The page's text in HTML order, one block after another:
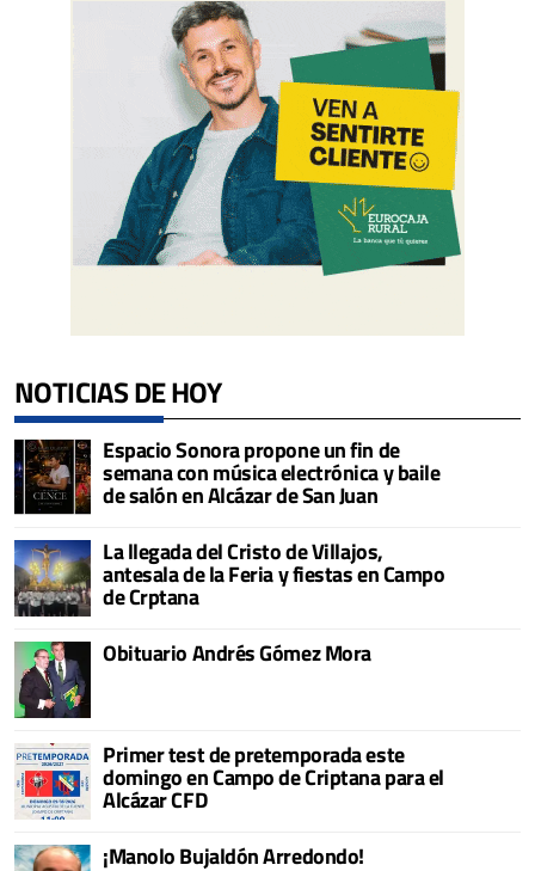
NOTICIAS DE HOY
Espacio Sonora propone un fin de
semana con música electrónica y baile
de salón en Alcázar de San Juan
La llegada del Cristo de Villajos,
antesala de la Feria y fiestas en Campo
de Crptana
Obituario Andrés Gómez Mora
Primer test de pretemporada este
domingo en Campo de Criptana para el
Alcázar CFD
¡Manolo Bujaldón Arredondo!